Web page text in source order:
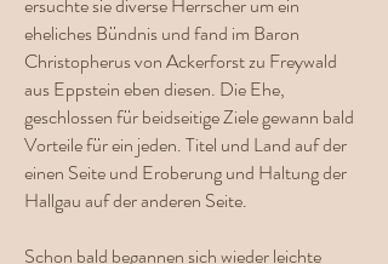
eheliches Bündnis und fand im Baron
Christopherus von Ackerforst zu Freywald
aus Eppstein eben diesen. Die Ehe,
geschlossen für beidseitige Ziele gewann bald
Vorteile für ein jeden. Titel und Land auf der
einen Seite und Eroberung und Haltung der
Hallgau auf der anderen Seite.
Schon bald begannen sich wieder leichte